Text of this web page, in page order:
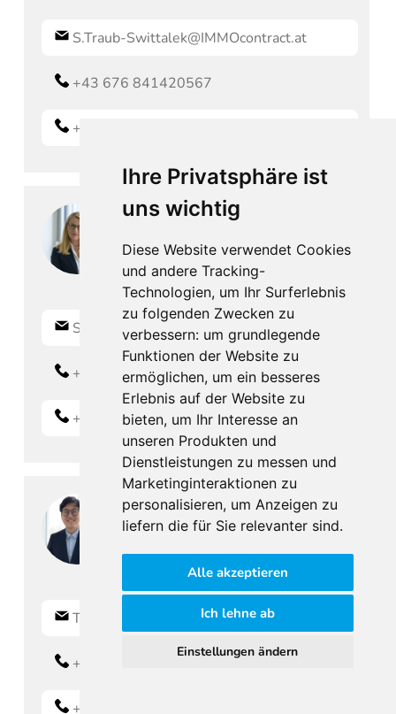
Ihre Privatsphäre ist
uns wichtig
Diese Website verwendet Cookies
und andere Tracking-
Technologien, um Ihr Surferlebnis
zu folgenden Zwecken zu
verbessern: um grundlegende
Funktionen der Website zu
ermöglichen, um ein besseres
Erlebnis auf der Website zu
bieten, um Ihr Interesse an
unseren Produkten und
Dienstleistungen zu messen und
Marketinginteraktionen zu
personalisieren, um Anzeigen zu
liefern die für Sie relevanter sind.
Alle akzeptieren
Ich lehne ab
Einstellungen ändern
S.Traub-Swittalek@IMMOcontract.at
+43 676 841420567
+43 676 841420567
S.Vasicek@IMMOcontract.at
+43 676 841 420-605
+43 676 841 420 605
TongXu, B.A.
T.Xu@IMMOcontract.at
+43 664 8427202
+43 664 8427202